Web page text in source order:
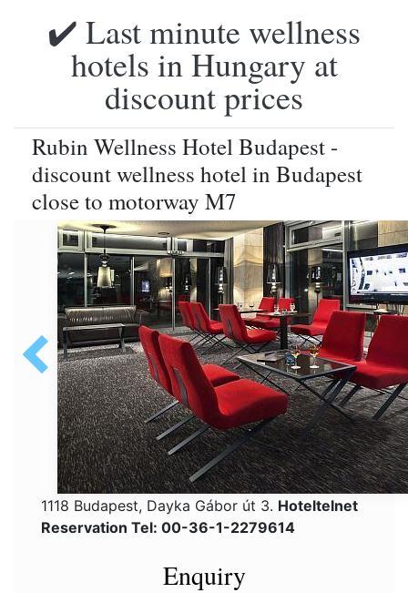
✔️ Last minute wellness
hotels in Hungary at
discount prices
Rubin Wellness Hotel Budapest -
discount wellness hotel in Budapest
close to motorway M7
1118 Budapest, Dayka Gábor út 3. Hoteltelnet
Reservation Tel: 00-36-1-2279614
Enquiry